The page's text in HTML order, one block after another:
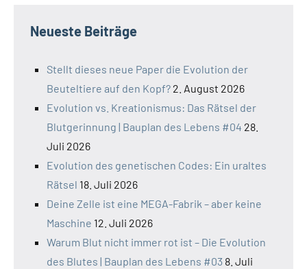
Neueste Beiträge
Stellt dieses neue Paper die Evolution der
Beuteltiere auf den Kopf? 2. August 2026
Evolution vs. Kreationismus: Das Rätsel der
Blutgerinnung | Bauplan des Lebens #04 28.
Juli 2026
Evolution des genetischen Codes: Ein uraltes
Rätsel 18. Juli 2026
Deine Zelle ist eine MEGA-Fabrik – aber keine
Maschine 12. Juli 2026
Warum Blut nicht immer rot ist – Die Evolution
des Blutes | Bauplan des Lebens #03 8. Juli